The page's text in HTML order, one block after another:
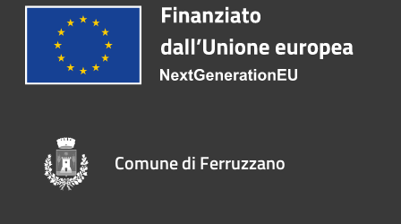
Comune di Ferruzzano